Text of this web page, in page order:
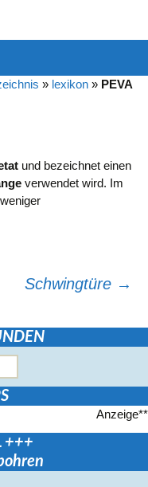
» lexikon » PEVA
und bezeichnet einen
verwendet wird. Im
Schwingtüre →
Anzeige**
+++